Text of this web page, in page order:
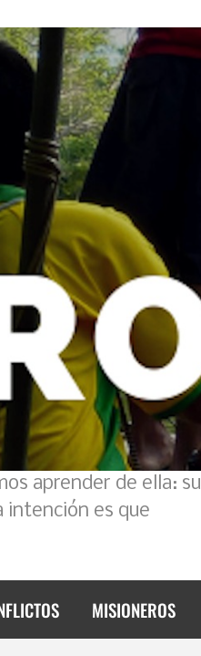
aprender de ella: su
intención es que
MISIONEROS